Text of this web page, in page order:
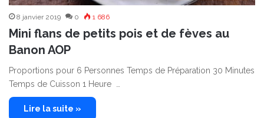
8 janvier 2019 0 1 686
Mini flans de petits pois et de fèves au
Banon AOP
Proportions pour 6 Personnes Temps de Préparation 30 Minutes
Temps de Cuisson 1 Heure …
Lire la suite »